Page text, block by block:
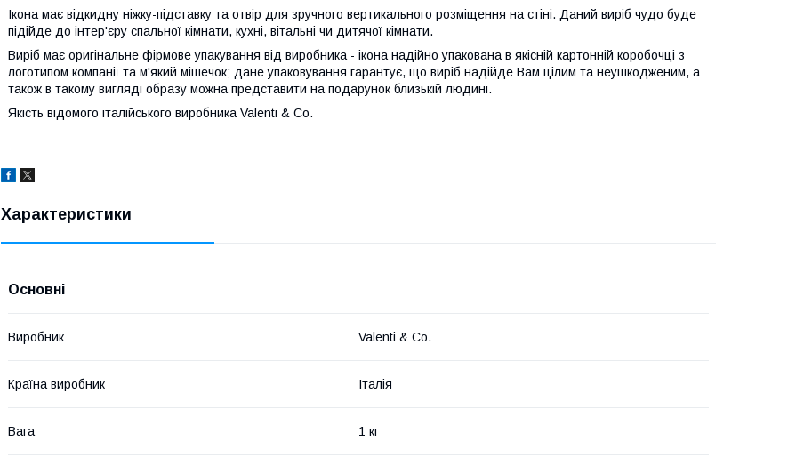
Ікона має відкидну ніжку-підставку та отвір для зручного вертикального розміщення на стіні. Даний виріб чудо буде
підійде до інтер'єру спальної кімнати, кухні, вітальні чи дитячої кімнати.
Виріб має оригінальне фірмове упакування від виробника - ікона надійно упакована в якісній картонній коробочці з
логотипом компанії та м'який мішечок; дане упаковування гарантує, що виріб надійде Вам цілим та неушкодженим, а
також в такому вигляді образу можна представити на подарунок близькій людині.
Якість відомого італійського виробника Valenti & Co.
Характеристики
Основні
Виробник Valenti & Co.
Країна виробник Італія
Вага 1 кг